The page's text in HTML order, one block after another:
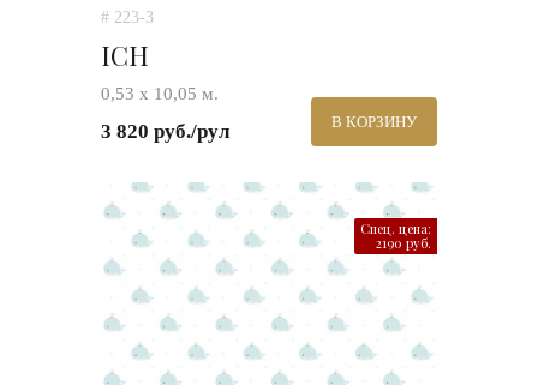
# 223-3
ICH
0,53 х 10,05 м.
3 820 руб./рул В КОРЗИНУ
Спец. цена:
2190 руб.